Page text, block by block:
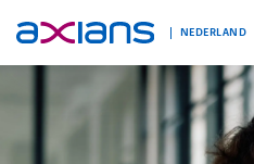
NEDERLAND
OVER AXIANS